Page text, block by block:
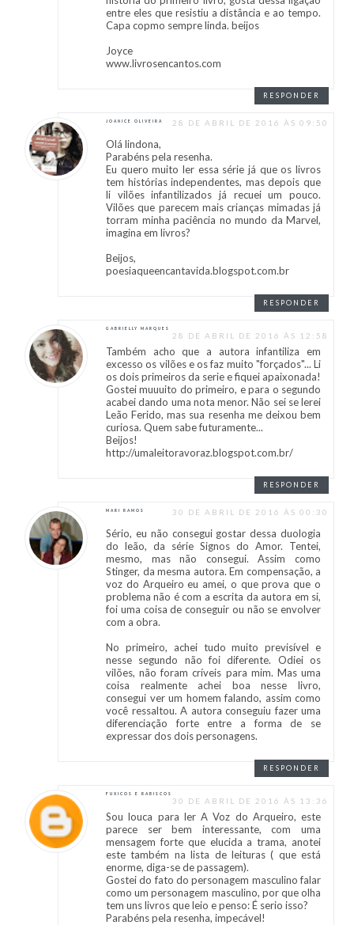
entre eles que resistiu a distância e ao tempo.
Capa copmo sempre linda. beijos
Joyce
www.livrosencantos.com
RESPONDER
JOANICE OLIVEIRA 28 DE ABRIL DE 2016 ÀS 09:50
Olá lindona,
Parabéns pela resenha.
Eu quero muito ler essa série já que os livros
tem histórias independentes, mas depois que
li vilões infantilizados já recuei um pouco.
Vilões que parecem mais crianças mimadas já
torram minha paciência no mundo da Marvel,
imagina em livros?
Beijos,
poesiaqueencantavida.blogspot.com.br
RESPONDER
GABRIELLY MARQUES
28 DE ABRIL DE 2016 ÀS 12:58
Também acho que a autora infantiliza em
excesso os vilões e os faz muito "forçados"... Li
os dois primeiros da serie e fiquei apaixonada!
Gostei muuuito do primeiro, e para o segundo
acabei dando uma nota menor. Não sei se lerei
Leão Ferido, mas sua resenha me deixou bem
curiosa. Quem sabe futuramente...
Beijos!
http://umaleitoravoraz.blogspot.com.br/
RESPONDER
MARI RAMOS 30 DE ABRIL DE 2016 ÀS 00:30
Sério, eu não consegui gostar dessa duologia
do leão, da série Signos do Amor. Tentei,
mesmo, mas não consegui. Assim como
Stinger, da mesma autora. Em compensação, a
voz do Arqueiro eu amei, o que prova que o
problema não é com a escrita da autora em si,
foi uma coisa de conseguir ou não se envolver
com a obra.
No primeiro, achei tudo muito previsível e
nesse segundo não foi diferente. Odiei os
vilões, não foram críveis para mim. Mas uma
coisa realmente achei boa nesse livro,
consegui ver um homem falando, assim como
você ressaltou. A autora conseguiu fazer uma
diferenciação forte entre a forma de se
expressar dos dois personagens.
RESPONDER
FUXICOS E RABISCOS
30 DE ABRIL DE 2016 ÀS 13:36
Sou louca para ler A Voz do Arqueiro, este
parece ser bem interessante, com uma
mensagem forte que elucida a trama, anotei
este também na lista de leituras ( que está
enorme, diga-se de passagem).
Gostei do fato do personagem masculino falar
como um personagem masculino, por que olha
tem uns livros que leio e penso: É serio isso?
Parabéns pela resenha, impecável!